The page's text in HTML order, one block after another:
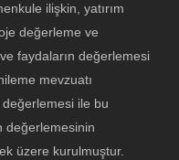
ilişkin, yatırım
değerleme ve
faydaların değerlemesi
mevzuatı
değerlemesi ile bu
değerlemesinin
üzere kurulmuştur.